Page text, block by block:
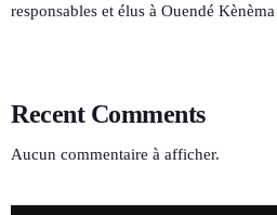
responsables et élus à Ouendé Kènèma
Recent Comments
Aucun commentaire à afficher.